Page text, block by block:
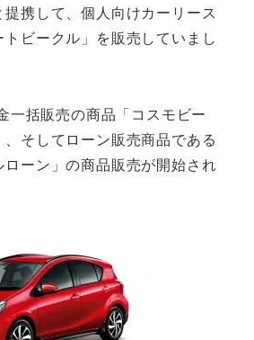
携して、個人向けカーリース
ビークル」を販売していまし
一括販売の商品「コスモビー
そしてローン販売商品である
ローン」の商品販売が開始され